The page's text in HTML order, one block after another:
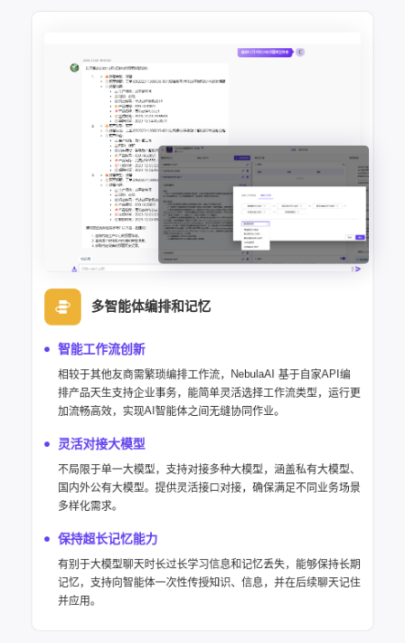
多智能体编排和记忆
智能工作流创新
相较于其他友商需繁琐编排工作流，NebulaAI 基于自家API编
排产品天生支持企业事务，能简单灵活选择工作流类型，运行更
加流畅高效，实现AI智能体之间无缝协同作业。
灵活对接大模型
不局限于单一大模型，支持对接多种大模型，涵盖私有大模型、
国内外公有大模型。提供灵活接口对接，确保满足不同业务场景
多样化需求。
保持超长记忆能力
有别于大模型聊天时长过长学习信息和记忆丢失，能够保持长期
记忆，支持向智能体一次性传授知识、信息，并在后续聊天记住
并应用。